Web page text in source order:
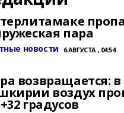
пара
новости 6 АВГУСТА , 04:54
возвращается: в
воздух
градусов